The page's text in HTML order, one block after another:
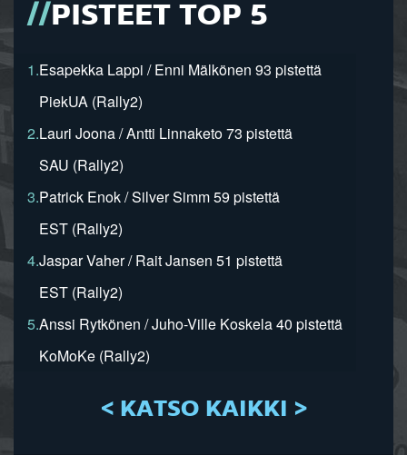
PISTEET TOP 5
1.Esapekka Lappi / Enni Mälkönen 93 pistettä
PiekUA (Rally2)
2.Lauri Joona / Antti Linnaketo 73 pistettä
SAU (Rally2)
3.Patrick Enok / Silver Simm 59 pistettä
EST (Rally2)
4.Jaspar Vaher / Rait Jansen 51 pistettä
EST (Rally2)
5.Anssi Rytkönen / Juho-Ville Koskela 40 pistettä
KoMoKe (Rally2)
< KATSO KAIKKI >